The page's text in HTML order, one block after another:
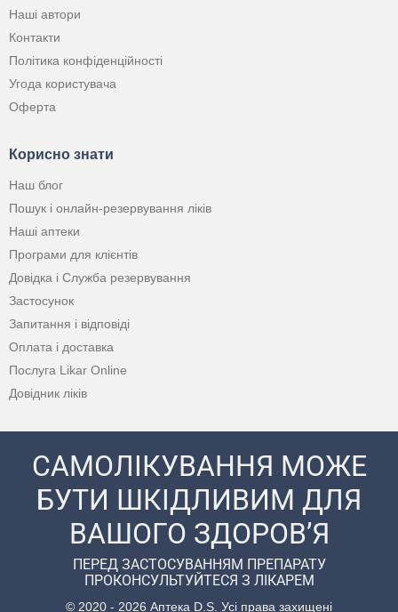
Наші автори
Контакти
Політика конфіденційності
Угода користувача
Оферта
Корисно знати
Наш блог
Пошук і онлайн-резервування ліків
Наші аптеки
Програми для клієнтів
Довідка і Служба резервування
Застосунок
Запитання і відповіді
Оплата і доставка
Послуга Likar Online
Довідник ліків
САМОЛІКУВАННЯ МОЖЕ
БУТИ ШКІДЛИВИМ ДЛЯ
ВАШОГО ЗДОРОВ’Я
ПЕРЕД ЗАСТОСУВАННЯМ ПРЕПАРАТУ
ПРОКОНСУЛЬТУЙТЕСЯ З ЛІКАРЕМ
© 2020 - 2026 Аптека D.S. Усі права захищені